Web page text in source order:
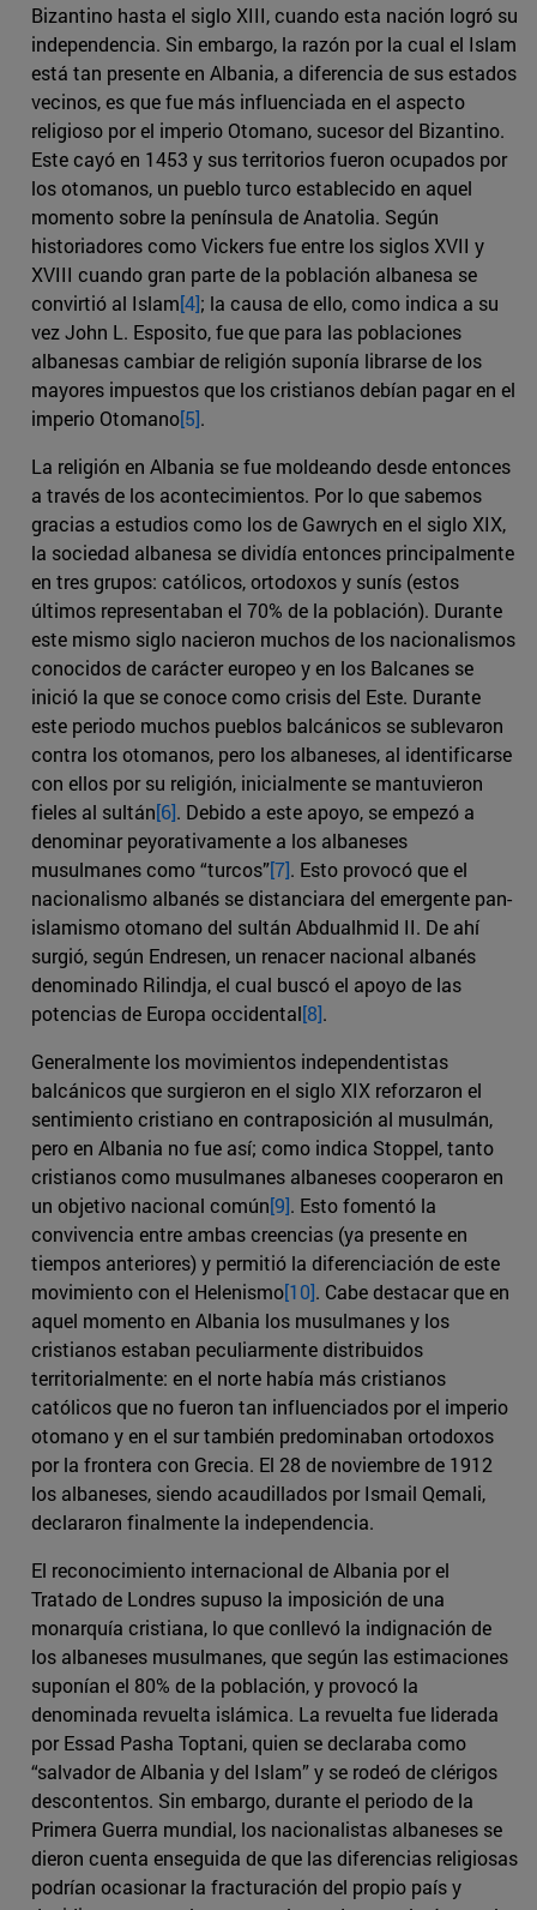
Bizantino hasta el siglo XIII, cuando esta nación logró su
independencia. Sin embargo, la razón por la cual el Islam
está tan presente en Albania, a diferencia de sus estados
vecinos, es que fue más influenciada en el aspecto
religioso por el imperio Otomano, sucesor del Bizantino.
Este cayó en 1453 y sus territorios fueron ocupados por
los otomanos, un pueblo turco establecido en aquel
momento sobre la península de Anatolia. Según
historiadores como Vickers fue entre los siglos XVII y
XVIII cuando gran parte de la población albanesa se
convirtió al Islam[4]; la causa de ello, como indica a su
vez John L. Esposito, fue que para las poblaciones
albanesas cambiar de religión suponía librarse de los
mayores impuestos que los cristianos debían pagar en el
imperio Otomano[5].
La religión en Albania se fue moldeando desde entonces
a través de los acontecimientos. Por lo que sabemos
gracias a estudios como los de Gawrych en el siglo XIX,
la sociedad albanesa se dividía entonces principalmente
en tres grupos: católicos, ortodoxos y sunís (estos
últimos representaban el 70% de la población). Durante
este mismo siglo nacieron muchos de los nacionalismos
conocidos de carácter europeo y en los Balcanes se
inició la que se conoce como crisis del Este. Durante
este periodo muchos pueblos balcánicos se sublevaron
contra los otomanos, pero los albaneses, al identificarse
con ellos por su religión, inicialmente se mantuvieron
fieles al sultán[6]. Debido a este apoyo, se empezó a
denominar peyorativamente a los albaneses
musulmanes como “turcos”[7]. Esto provocó que el
nacionalismo albanés se distanciara del emergente pan-
islamismo otomano del sultán Abdualhmid II. De ahí
surgió, según Endresen, un renacer nacional albanés
denominado Rilindja, el cual buscó el apoyo de las
potencias de Europa occidental[8].
Generalmente los movimientos independentistas
balcánicos que surgieron en el siglo XIX reforzaron el
sentimiento cristiano en contraposición al musulmán,
pero en Albania no fue así; como indica Stoppel, tanto
cristianos como musulmanes albaneses cooperaron en
un objetivo nacional común[9]. Esto fomentó la
convivencia entre ambas creencias (ya presente en
tiempos anteriores) y permitió la diferenciación de este
movimiento con el Helenismo[10]. Cabe destacar que en
aquel momento en Albania los musulmanes y los
cristianos estaban peculiarmente distribuidos
territorialmente: en el norte había más cristianos
católicos que no fueron tan influenciados por el imperio
otomano y en el sur también predominaban ortodoxos
por la frontera con Grecia. El 28 de noviembre de 1912
los albaneses, siendo acaudillados por Ismail Qemali,
declararon finalmente la independencia.
El reconocimiento internacional de Albania por el
Tratado de Londres supuso la imposición de una
monarquía cristiana, lo que conllevó la indignación de
los albaneses musulmanes, que según las estimaciones
suponían el 80% de la población, y provocó la
denominada revuelta islámica. La revuelta fue liderada
por Essad Pasha Toptani, quien se declaraba como
“salvador de Albania y del Islam” y se rodeó de clérigos
descontentos. Sin embargo, durante el periodo de la
Primera Guerra mundial, los nacionalistas albaneses se
dieron cuenta enseguida de que las diferencias religiosas
podrían ocasionar la fracturación del propio país y